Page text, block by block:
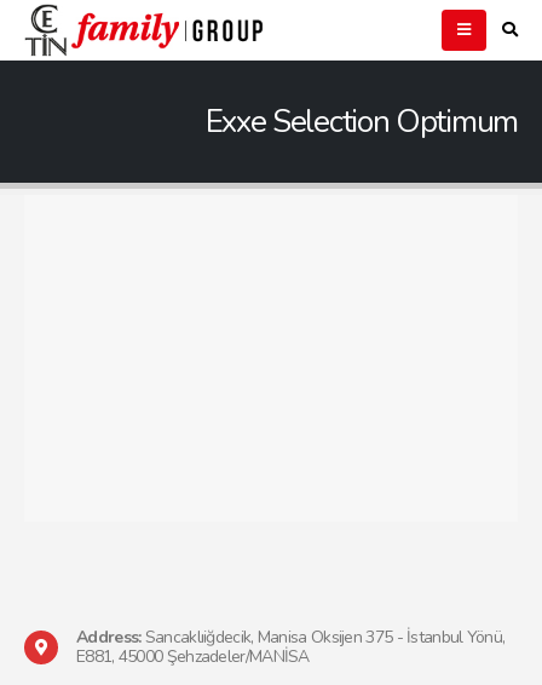
Exxe Selection Optimum
Address:Sancaklıiğdecik, Manisa Oksijen 375 - İstanbul Yönü,
E881, 45000 Şehzadeler/MANİSA